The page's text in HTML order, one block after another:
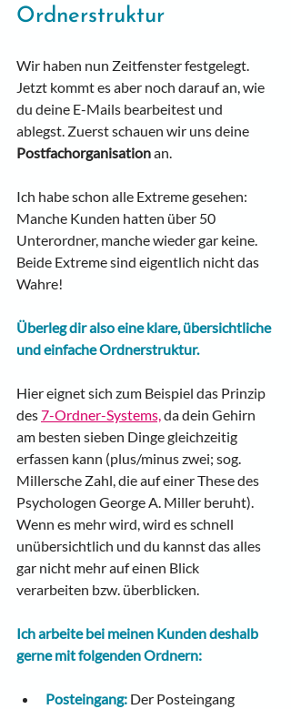
Ordnerstruktur
Wir haben nun Zeitfenster festgelegt.
Jetzt kommt es aber noch darauf an, wie
du deine E-Mails bearbeitest und
ablegst. Zuerst schauen wir uns deine
Postfachorganisation an.
Ich habe schon alle Extreme gesehen:
Manche Kunden hatten über 50
Unterordner, manche wieder gar keine.
Beide Extreme sind eigentlich nicht das
Wahre!
Überleg dir also eine klare, übersichtliche
und einfache Ordnerstruktur.
Hier eignet sich zum Beispiel das Prinzip
des 7-Ordner-Systems, da dein Gehirn
am besten sieben Dinge gleichzeitig
erfassen kann (plus/minus zwei; sog.
Millersche Zahl, die auf einer These des
Psychologen George A. Miller beruht).
Wenn es mehr wird, wird es schnell
unübersichtlich und du kannst das alles
gar nicht mehr auf einen Blick
verarbeiten bzw. überblicken.
Ich arbeite bei meinen Kunden deshalb
gerne mit folgenden Ordnern:
Posteingang: Der Posteingang